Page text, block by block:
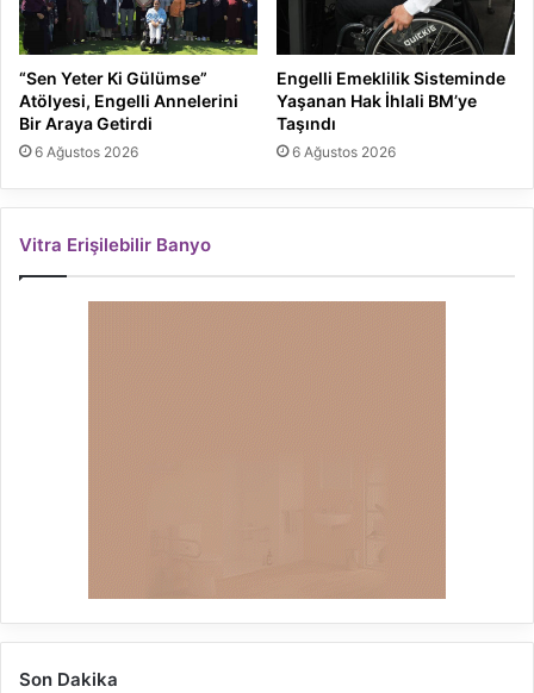
“Sen Yeter Ki Gülümse”
Atölyesi, Engelli Annelerini
Bir Araya Getirdi
6 Ağustos 2026
Engelli Emeklilik Sisteminde
Yaşanan Hak İhlali BM’ye
Taşındı
6 Ağustos 2026
Vitra Erişilebilir Banyo
Son Dakika